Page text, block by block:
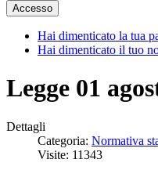
Accesso
Hai dimenticato la tua
Hai dimenticato il tuo
Legge 01
Dettagli
Categoria: Normativa
Visite: 11343